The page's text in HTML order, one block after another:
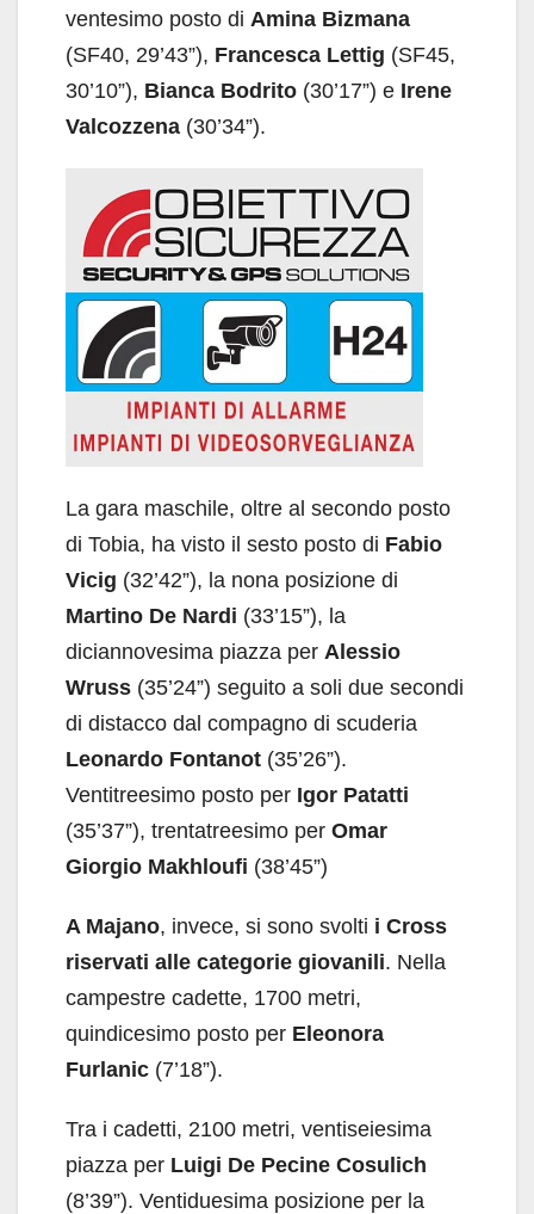
ventesimo posto di Amina Bizmana
(SF40, 29’43”), Francesca Lettig (SF45,
30’10”), Bianca Bodrito (30’17”) e Irene
Valcozzena (30’34”).
La gara maschile, oltre al secondo posto
di Tobia, ha visto il sesto posto di Fabio
Vicig (32’42”), la nona posizione di
Martino De Nardi (33’15”), la
diciannovesima piazza per Alessio
Wruss (35’24”) seguito a soli due secondi
di distacco dal compagno di scuderia
Leonardo Fontanot (35’26”).
Ventitreesimo posto per Igor Patatti
(35’37”), trentatreesimo per Omar
Giorgio Makhloufi (38’45”)
A Majano, invece, si sono svolti i Cross
riservati alle categorie giovanili. Nella
campestre cadette, 1700 metri,
quindicesimo posto per Eleonora
Furlanic (7’18”).
Tra i cadetti, 2100 metri, ventiseiesima
piazza per Luigi De Pecine Cosulich
(8’39”). Ventiduesima posizione per la